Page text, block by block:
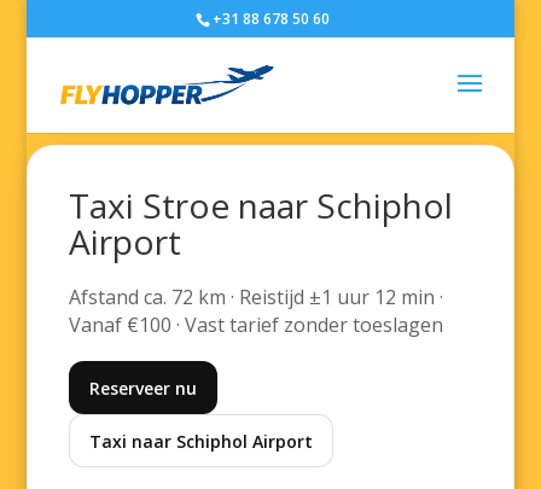
+31 88 678 50 60
Taxi Stroe naar Schiphol
Airport
Afstand ca. 72 km · Reistijd ±1 uur 12 min ·
Vanaf €100 · Vast tarief zonder toeslagen
Reserveer nu
Taxi naar Schiphol Airport